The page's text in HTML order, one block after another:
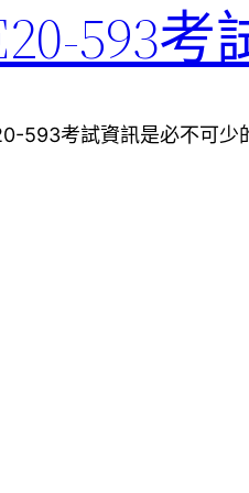
593
593考試資訊是必不可少